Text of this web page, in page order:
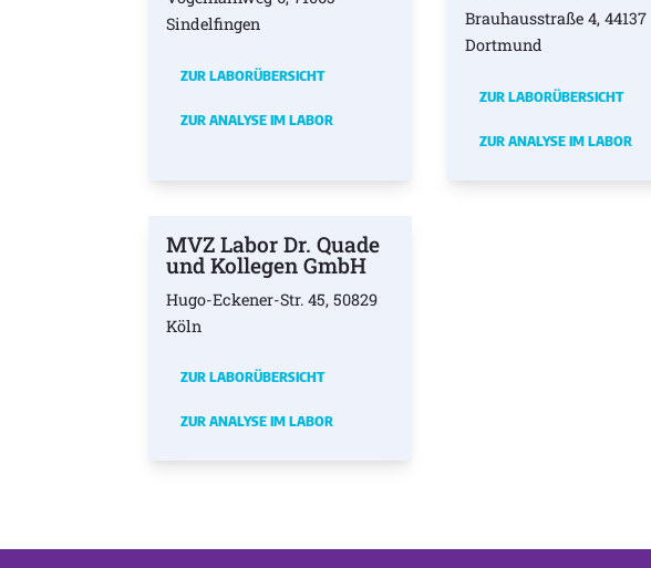
Sindelfingen
ZUR LABORÜBERSICHT
ZUR ANALYSE IM LABOR
Brauhausstraße 4, 44137
Dortmund
ZUR LABORÜBERSICHT
ZUR ANALYSE IM LABOR
MVZ Labor Dr. Quade
und Kollegen GmbH
Hugo-Eckener-Str. 45, 50829
Köln
ZUR LABORÜBERSICHT
ZUR ANALYSE IM LABOR